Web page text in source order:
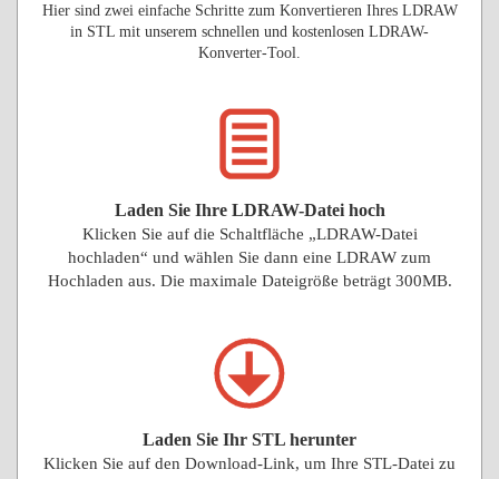
Hier sind zwei einfache Schritte zum Konvertieren Ihres LDRAW
in STL mit unserem schnellen und kostenlosen LDRAW-
Konverter-Tool.
Laden Sie Ihre LDRAW-Datei hoch
Klicken Sie auf die Schaltfläche „LDRAW-Datei
hochladen“ und wählen Sie dann eine LDRAW zum
Hochladen aus. Die maximale Dateigröße beträgt 300MB.
Laden Sie Ihr STL herunter
Klicken Sie auf den Download-Link, um Ihre STL-Datei zu